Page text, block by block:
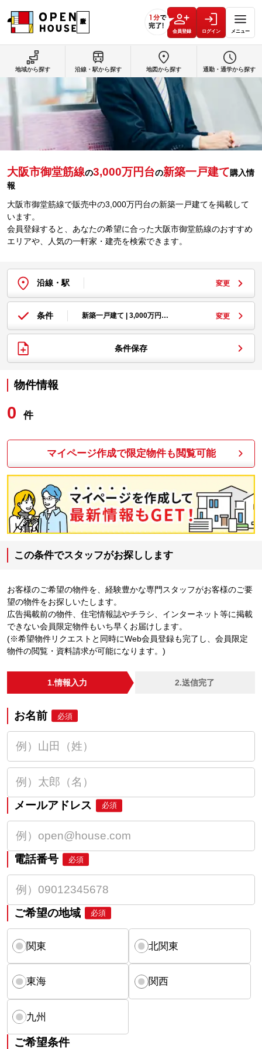
会員登録 ログイン メニュー
大阪市御堂筋線の3,000万円台の新築一戸建て購入情
報
大阪市御堂筋線で販売中の3,000万円台の新築一戸建てを掲載して
います。
会員登録すると、あなたの希望に合った大阪市御堂筋線のおすすめ
エリアや、人気の一軒家・建売を検索できます。
沿線・駅 変更
条件 新築一戸建て | 3,000万円… 変更
条件保存
物件情報
0 件
マイページ作成で限定物件も閲覧可能
この条件でスタッフがお探しします
お客様のご希望の物件を、経験豊かな専門スタッフがお客様のご要
望の物件をお探しいたします。
広告掲載前の物件、住宅情報誌やチラシ、インターネット等に掲載
できない会員限定物件もいち早くお届けします。
(※希望物件リクエストと同時にWeb会員登録も完了し、会員限定
物件の閲覧・資料請求が可能になります。)
1.情報入力 2.送信完了
お名前 必須
メールアドレス 必須
電話番号 必須
ご希望の地域 必須
関東 北関東
東海 関西
九州
ご希望条件
地域から探す 沿線・駅から探す 地図から探す 通勤・通学から探す